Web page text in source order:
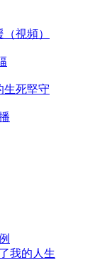
視頻）
生死堅守
我的人生